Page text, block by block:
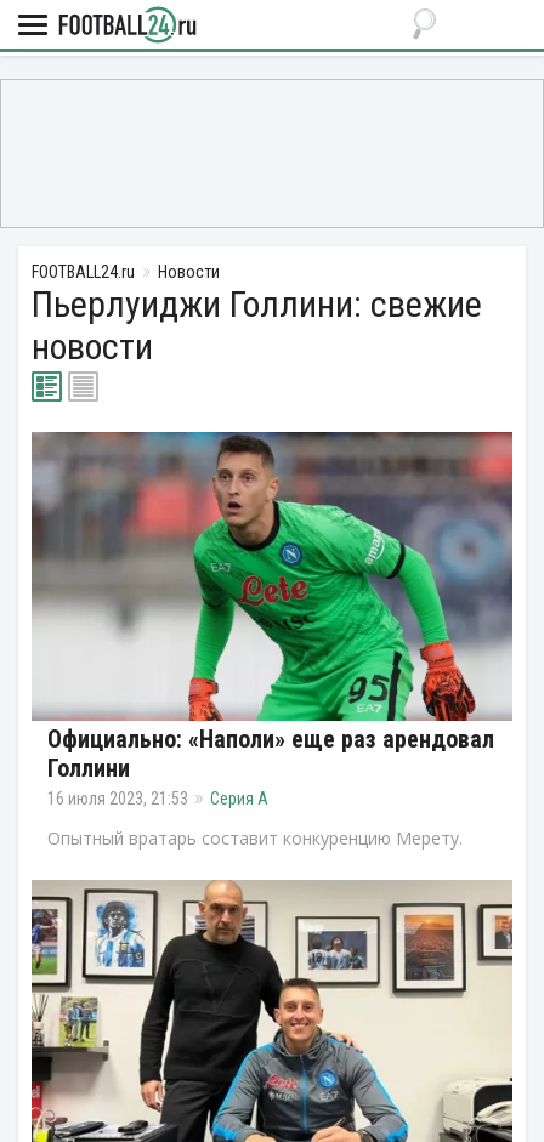
FOOTBALL24.ru Новости
Пьерлуиджи Голлини: свежие
новости
Официально: «Наполи» еще раз арендовал
Голлини
16 июля 2023, 21:53 Серия А
Опытный вратарь составит конкуренцию Мерету.